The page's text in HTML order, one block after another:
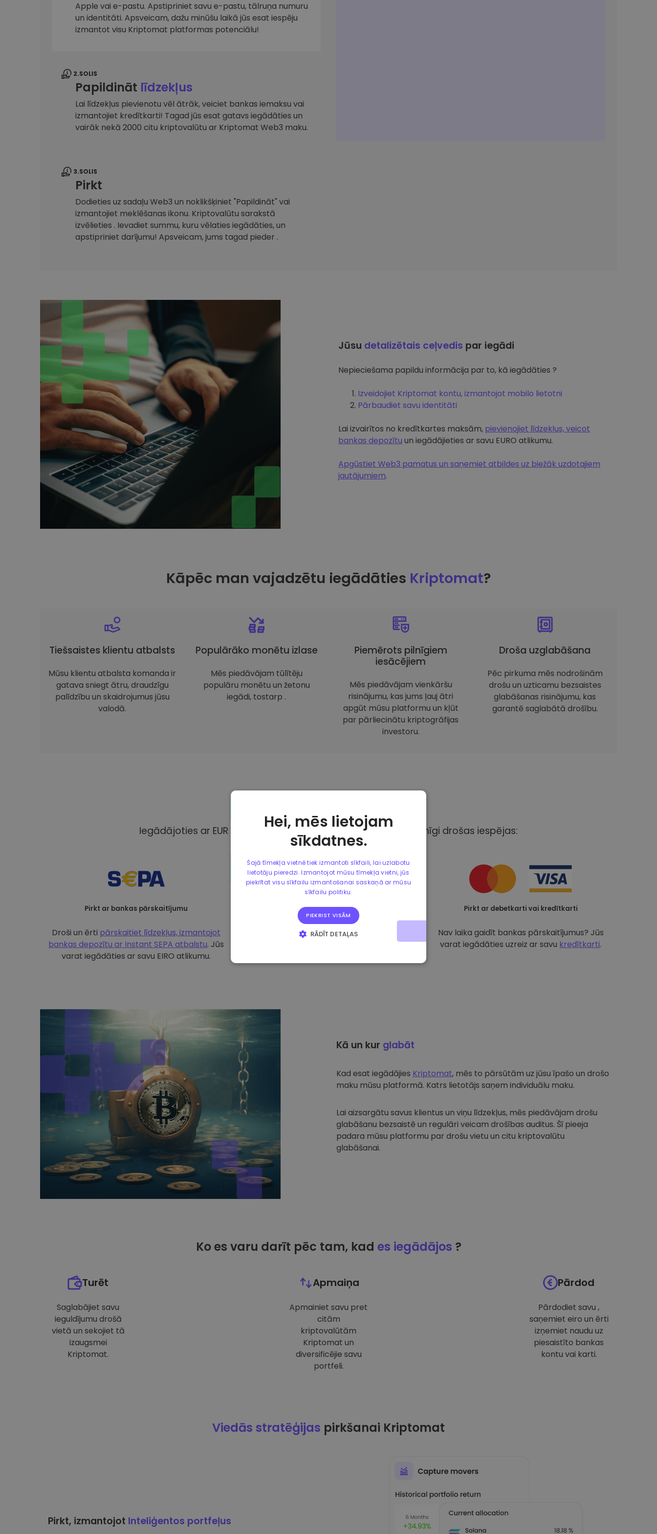
maks
Ieguldījumu palīgs
Atrodi savu kripto stratēģiju
Apple vai e-pastu. Apstipriniet savu e-pastu, tālruņa numuru
un identitāti. Apsveicam, dažu minūšu laikā jūs esat iespēju
izmantot visu Kriptomat platformas potenciālu!
2.SOLIS
Papildināt līdzekļus
Lai līdzekļus pievienotu vēl ātrāk, veiciet bankas iemaksu vai
izmantojiet kredītkarti! Tagad jūs esat gatavs iegādāties un
vairāk nekā 2000 citu kriptovalūtu ar Kriptomat Web3 maku.
3.SOLIS
Pirkt
Dodieties uz sadaļu Web3 un noklikšķiniet "Papildināt" vai
izmantojiet meklēšanas ikonu. Kriptovalūtu sarakstā
izvēlieties . Ievadiet summu, kuru vēlaties iegādāties, un
apstipriniet darījumu! Apsveicam, jums tagad pieder .
Jūsu detalizētais ceļvedis par iegādi
Nepieciešama papildu informācija par to, kā iegādāties ?
Izveidojiet Kriptomat kontu, izmantojot mobilo lietotni
Pārbaudiet savu identitāti
Lai izvairītos no kredītkartes maksām, pievienojiet līdzekļus, veicot
bankas depozītu un iegādājieties ar savu EURO atlikumu.
Apgūstiet Web3 pamatus un saņemiet atbildes uz biežāk uzdotajiem
jautājumiem.
Kāpēc man vajadzētu iegādāties Kriptomat?
Tiešsaistes klientu atbalsts
Mūsu klientu atbalsta komanda ir
gatava sniegt ātru, draudzīgu
palīdzību un skaidrojumus jūsu
valodā.
Populārāko monētu izlase
Mēs piedāvājam tūlītēju
populāru monētu un žetonu
iegādi, tostarp .
Piemērots pilnīgiem
iesācējiem
Mēs piedāvājam vienkāršu
risinājumu, kas jums ļauj ātri
apgūt mūsu platformu un kļūt
par pārliecinātu kriptogrāfijas
investoru.
Droša uzglabāšana
Pēc pirkuma mēs nodrošinām
drošu un uzticamu bezsaistes
glabāšanas risinājumu, kas
garantē saglabātā drošību.
Iegādājoties ar EUR Kriptomat, Jums ir pieejamas dažādas pilnīgi drošas iespējas:
Pirkt ar bankas pārskaitījumu
Droši un ērti pārskaitiet līdzekļus, izmantojot
bankas depozītu ar Instant SEPA atbalstu. Jūs
varat iegādāties ar savu EIRO atlikumu.
Pirkt ar debetkarti vai kredītkarti
Nav laika gaidīt bankas pārskaitījumus? Jūs
varat iegādāties uzreiz ar savu kredītkarti.
Kā un kur glabāt
Kad esat iegādājies Kriptomat, mēs to pārsūtām uz jūsu īpašo un drošo
maku mūsu platformā. Katrs lietotājs saņem individuālu maku.
Lai aizsargātu savus klientus un viņu līdzekļus, mēs piedāvājam drošu
glabāšanu bezsaistē un regulāri veicam drošības auditus. Šī pieeja
padara mūsu platformu par drošu vietu un citu kriptovalūtu
glabāšanai.
Ko es varu darīt pēc tam, kad es iegādājos ?
Turēt
Saglabājiet savu
ieguldījumu drošā
vietā un sekojiet tā
izaugsmei
Kriptomat.
Apmaiņa
Apmainiet savu pret
citām
kriptovalūtām
Kriptomat un
diversificējie savu
portfeli.
Pārdod
Pārdodiet savu ,
saņemiet eiro un ērti
izņemiet naudu uz
piesaistīto bankas
kontu vai karti.
Viedās stratēģijas pirkšanai Kriptomat
Pirkt, izmantojot Inteliģentos portfeļus
Hei, mēs lietojam
sīkdatnes.
Šajā tīmekļa vietnē tiek izmantoti sīkfaili, lai uzlabotu
lietotāju pieredzi. Izmantojot mūsu tīmekļa vietni, jūs
piekrītat visu sīkfailu izmantošanai saskaņā ar mūsu
sīkfailu politiku.
PIEKRIST VISĀM
RĀDĪT DETAĻAS